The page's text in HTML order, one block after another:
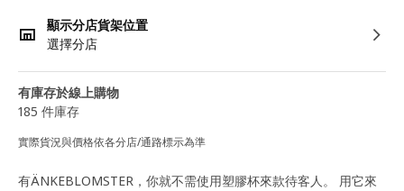
顯示分店貨架位置
選擇分店
有庫存於線上購物
185 件庫存
實際貨況與價格依各分店/通路標示為準
有ÄNKEBLOMSTER，你就不需使用塑膠杯來款待客人。 用它來